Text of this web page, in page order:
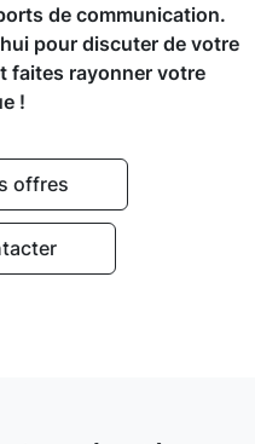
de communication.
pour discuter de votre
faites rayonner votre
!
offres